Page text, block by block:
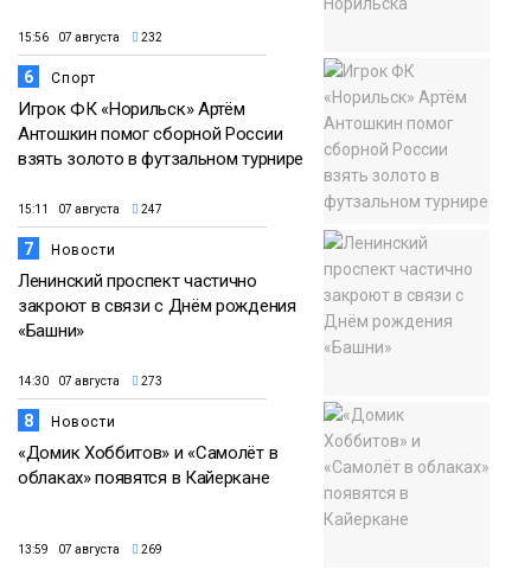
15:56 07 августа 232
6 Спорт
Игрок ФК «Норильск» Артём
Антошкин помог сборной России
взять золото в футзальном турнире
15:11 07 августа 247
7 Новости
Ленинский проспект частично
закроют в связи с Днём рождения
«Башни»
14:30 07 августа 273
8 Новости
«Домик Хоббитов» и «Самолёт в
облаках» появятся в Кайеркане
13:59 07 августа 269